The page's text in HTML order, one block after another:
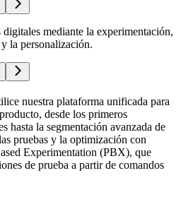
mediante la experimentación,
la personalización.
nuestra plataforma unificada para
desde los primeros
hasta la segmentación avanzada de
pruebas y la optimización con
Experimentation (PBX), que
de prueba a partir de comandos